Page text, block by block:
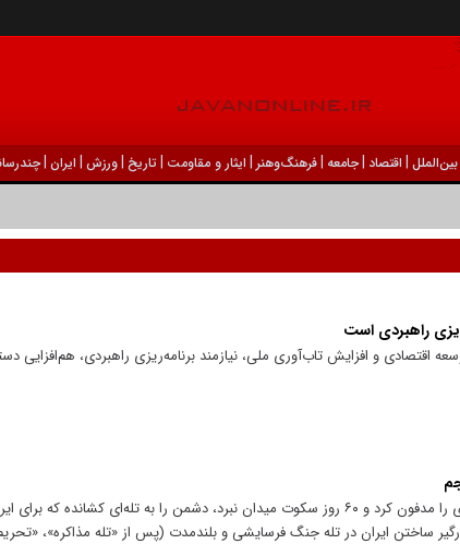
بين‌الملل | اقتصاد |جامعه |فرهنگ‌و‌هنر | ایثار و مقاومت |تاریخ |ورزش | ايران |
راهبردی است
و افزایش تاب‌آوری ملی، نیازمند برنامه‌ریزی راهبردی، هم‌افزایی
صد روز مقاومت خیابانی، پروژه فروپاشی تاب‌آوری را مدفون کرد و ۶۰ روز سکوت میدان نبرد، دشمن را به تله‌ای
ساختن ایران در تله جنگ فرسایشی و بلندمدت (پس از «تله مذاکره»،